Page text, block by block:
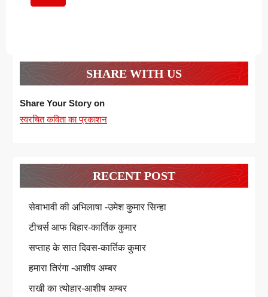
पढ़ें
SHARE WITH US
Share Your Story on
स्वरचित कविता का प्रकाशन
RECENT POST
सेवाभावी की अभिलाषा -उमेश कुमार सिन्हा
टीचर्स आफ बिहार-कार्तिक कुमार
सप्ताह के सात दिवस-कार्तिक कुमार
हमारा तिरंगा -आशीष अम्बर
राखी का त्योहार-आशीष अम्बर